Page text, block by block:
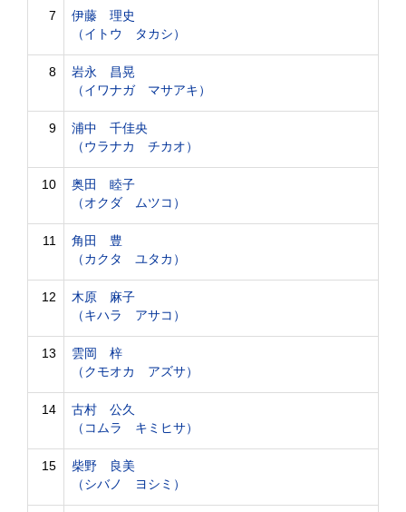
7
伊藤 理史
（イトウ タカシ）
8
岩永 昌晃
（イワナガ マサアキ）
9
浦中 千佳央
（ウラナカ チカオ）
10
奥田 睦子
（オクダ ムツコ）
11
角田 豊
（カクタ ユタカ）
12
木原 麻子
（キハラ アサコ）
13
雲岡 梓
（クモオカ アズサ）
14
古村 公久
（コムラ キミヒサ）
15
柴野 良美
（シバノ ヨシミ）